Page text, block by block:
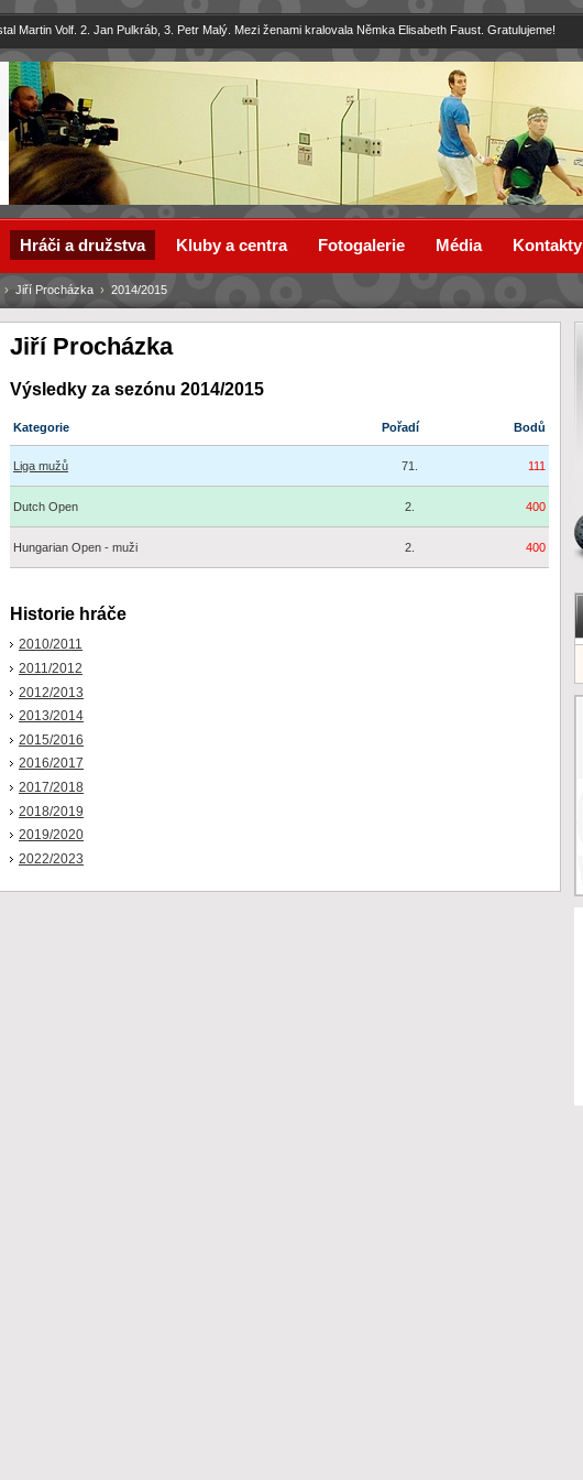
Martin Volf. 2. Jan Pulkráb, 3. Petr Malý. Mezi ženami kralovala Němka Elisabeth Faust. Gratulujeme!
Jiří Procházka
Výsledky za sezónu 2014/2015
Kategorie Pořadí Bodů
Liga mužů 71. 111
Dutch Open 2. 400
Hungarian Open - muži 2. 400
Historie hráče
2010/2011
2011/2012
2012/2013
2013/2014
2015/2016
2016/2017
2017/2018
2018/2019
2019/2020
2022/2023
› Jiří Procházka › 2014/2015
Hráči a družstva Kluby a centra Fotogalerie Média Kontakty